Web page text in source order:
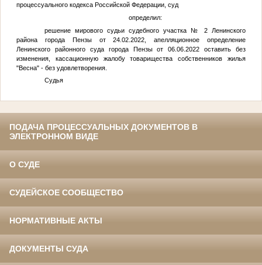
процессуального кодекса Российской Федерации, суд
определил:
решение мирового судьи судебного участка № 2 Ленинского
района города Пензы от 24.02.2022, апелляционное определение
Ленинского районного суда города Пензы от 06.06.2022 оставить без
изменения, кассационную жалобу товарищества собственников жилья
"Весна" - без удовлетворения.
Судья
ПОДАЧА ПРОЦЕССУАЛЬНЫХ ДОКУМЕНТОВ В
ЭЛЕКТРОННОМ ВИДЕ
О СУДЕ
СУДЕЙСКОЕ СООБЩЕСТВО
НОРМАТИВНЫЕ АКТЫ
ДОКУМЕНТЫ СУДА